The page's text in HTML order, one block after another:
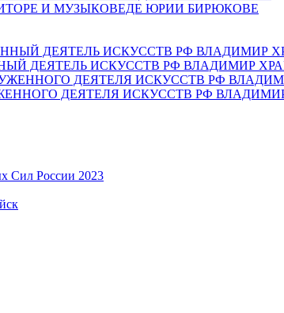
И МУЗЫКОВЕДЕ ЮРИИ БИРЮКОВЕ
ДЕЯТЕЛЬ ИСКУССТВ РФ ВЛАДИМИР
ДЕЯТЕЛЯ ИСКУССТВ РФ
Сил России 2023